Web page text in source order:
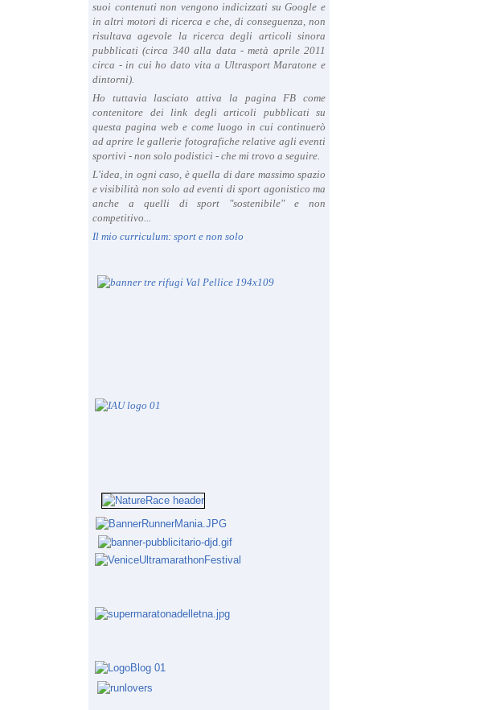
suoi contenuti non vengono indicizzati su Google e
in altri motori di ricerca e che, di conseguenza, non
risultava agevole la ricerca degli articoli sinora
pubblicati (circa 340 alla data - metà aprile 2011
circa - in cui ho dato vita a Ultrasport Maratone e
dintorni).
Ho tuttavia lasciato attiva la pagina FB come
contenitore dei link degli articoli pubblicati su
questa pagina web e come luogo in cui continuerò
ad aprire le gallerie fotografiche relative agli eventi
sportivi - non solo podistici - che mi trovo a seguire.
L'idea, in ogni caso, è quella di dare massimo spazio
e visibilità non solo ad eventi di sport agonistico ma
anche a quelli di sport "sostenibile" e non
competitivo...
Il mio curriculum: sport e non solo